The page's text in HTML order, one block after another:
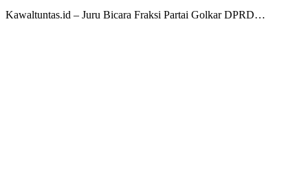
Kawaltuntas.id – Juru Bicara Fraksi Partai Golkar DPRD…